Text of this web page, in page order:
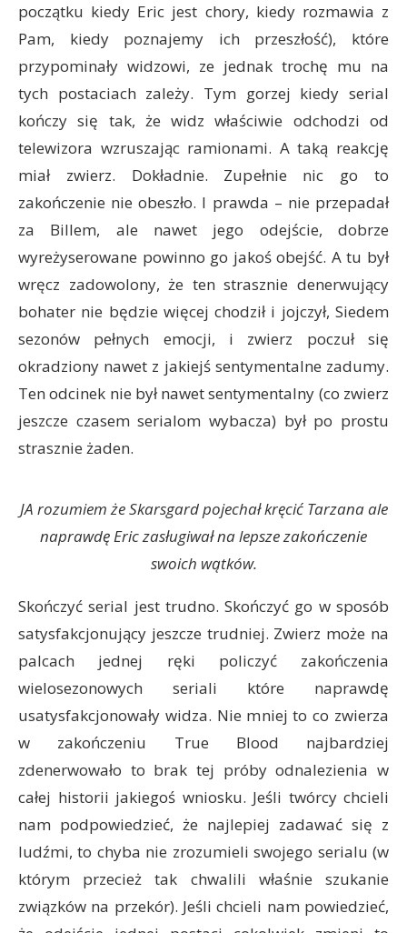
początku kiedy Eric jest chory, kiedy rozmawia z
Pam, kiedy poznajemy ich przeszłość), które
przypominały widzowi, ze jednak trochę mu na
tych postaciach zależy. Tym gorzej kiedy serial
kończy się tak, że widz właściwie odchodzi od
telewizora wzruszając ramionami. A taką reakcję
miał zwierz. Dokładnie. Zupełnie nic go to
zakończenie nie obeszło. I prawda – nie przepadał
za Billem, ale nawet jego odejście, dobrze
wyreżyserowane powinno go jakoś obejść. A tu był
wręcz zadowolony, że ten strasznie denerwujący
bohater nie będzie więcej chodził i jojczył, Siedem
sezonów pełnych emocji, i zwierz poczuł się
okradziony nawet z jakiejś sentymentalne zadumy.
Ten odcinek nie był nawet sentymentalny (co zwierz
jeszcze czasem serialom wybacza) był po prostu
strasznie żaden.
JA rozumiem że Skarsgard pojechał kręcić Tarzana ale
naprawdę Eric zasługiwał na lepsze zakończenie
swoich wątków.
Skończyć serial jest trudno. Skończyć go w sposób
satysfakcjonujący jeszcze trudniej. Zwierz może na
palcach jednej ręki policzyć zakończenia
wielosezonowych seriali które naprawdę
usatysfakcjonowały widza. Nie mniej to co zwierza
w zakończeniu True Blood najbardziej
zdenerwowało to brak tej próby odnalezienia w
całej historii jakiegoś wniosku. Jeśli twórcy chcieli
nam podpowiedzieć, że najlepiej zadawać się z
ludźmi, to chyba nie zrozumieli swojego serialu (w
którym przecież tak chwalili właśnie szukanie
związków na przekór). Jeśli chcieli nam powiedzieć,